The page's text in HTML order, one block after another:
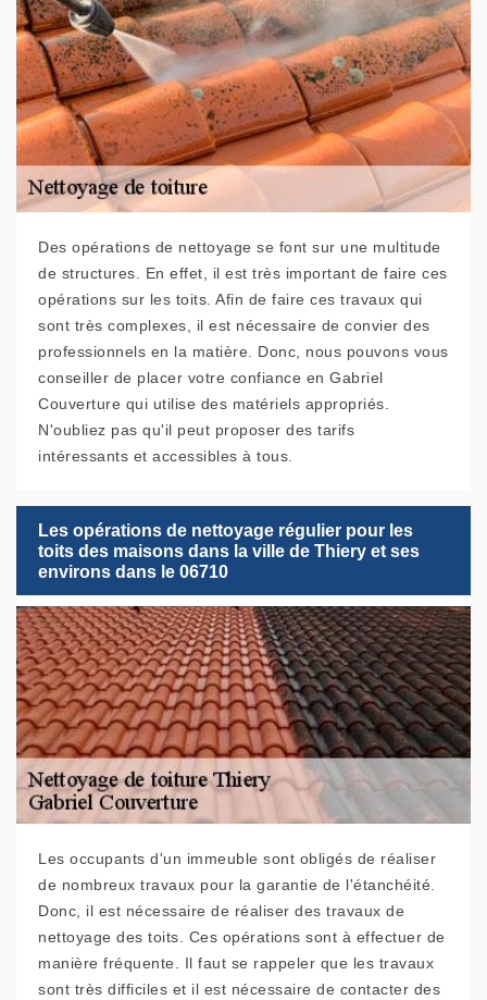
Des opérations de nettoyage se font sur une multitude
de structures. En effet, il est très important de faire ces
opérations sur les toits. Afin de faire ces travaux qui
sont très complexes, il est nécessaire de convier des
professionnels en la matière. Donc, nous pouvons vous
conseiller de placer votre confiance en Gabriel
Couverture qui utilise des matériels appropriés.
N'oubliez pas qu'il peut proposer des tarifs
intéressants et accessibles à tous.
Les opérations de nettoyage régulier pour les
toits des maisons dans la ville de Thiery et ses
environs dans le 06710
Les occupants d'un immeuble sont obligés de réaliser
de nombreux travaux pour la garantie de l'étanchéité.
Donc, il est nécessaire de réaliser des travaux de
nettoyage des toits. Ces opérations sont à effectuer de
manière fréquente. Il faut se rappeler que les travaux
sont très difficiles et il est nécessaire de contacter des